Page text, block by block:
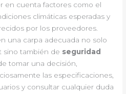
en cuenta factores como el
climáticas esperadas y
por los proveedores.
una carpa adecuada no solo
sino también de seguridad
tomar una decisión,
las especificaciones,
y consultar cualquier duda